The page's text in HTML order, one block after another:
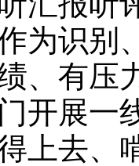
为识别
、有压
开展一
上去、